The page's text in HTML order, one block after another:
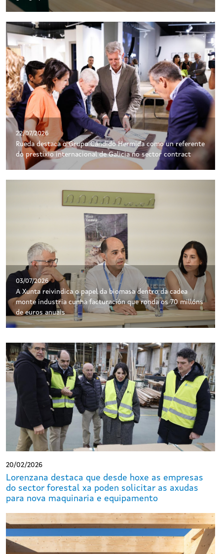
22/07/2026
Rueda destaca o Grupo Cándido Hermida como un referente
do prestixio internacional de Galicia no sector contract
03/07/2026
A Xunta reivindica o papel da biomasa dentro da cadea
monte industria cunha facturación que ronda os 70 millóns
de euros anuais
20/02/2026
Lorenzana destaca que desde hoxe as empresas
do sector forestal xa poden solicitar as axudas
para nova maquinaria e equipamento